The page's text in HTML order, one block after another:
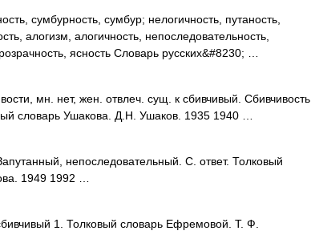
сумбурность, сумбур; нелогичность, путаность,
алогизм, алогичность, непоследовательность,
ясность Словарь русских&#8230; …
мн. нет, жен. отвлеч. сущ. к сбивчивый. Сбивчивость
словарь Ушакова. Д.Н. Ушаков. 1935 1940 …
непоследовательный. С. ответ. Толковый
1949 1992 …
1. Толковый словарь Ефремовой. Т. Ф.